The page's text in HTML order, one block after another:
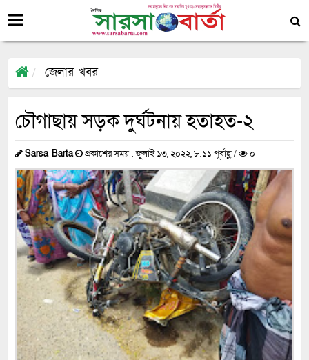
জেলার খবর
চৌগাছায় সড়ক দুর্ঘটনায় হতাহত-২
Sarsa Barta প্রকাশের সময় : জুলাই ১৩, ২০২২, ৮:১১ পূর্বাহ্ণ / ০